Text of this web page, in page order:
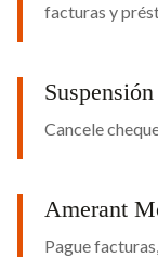
facturas y
Cancele
Amerant
Pague